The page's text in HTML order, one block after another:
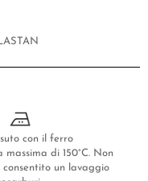
con il ferro
di 150°C. Non
un lavaggio